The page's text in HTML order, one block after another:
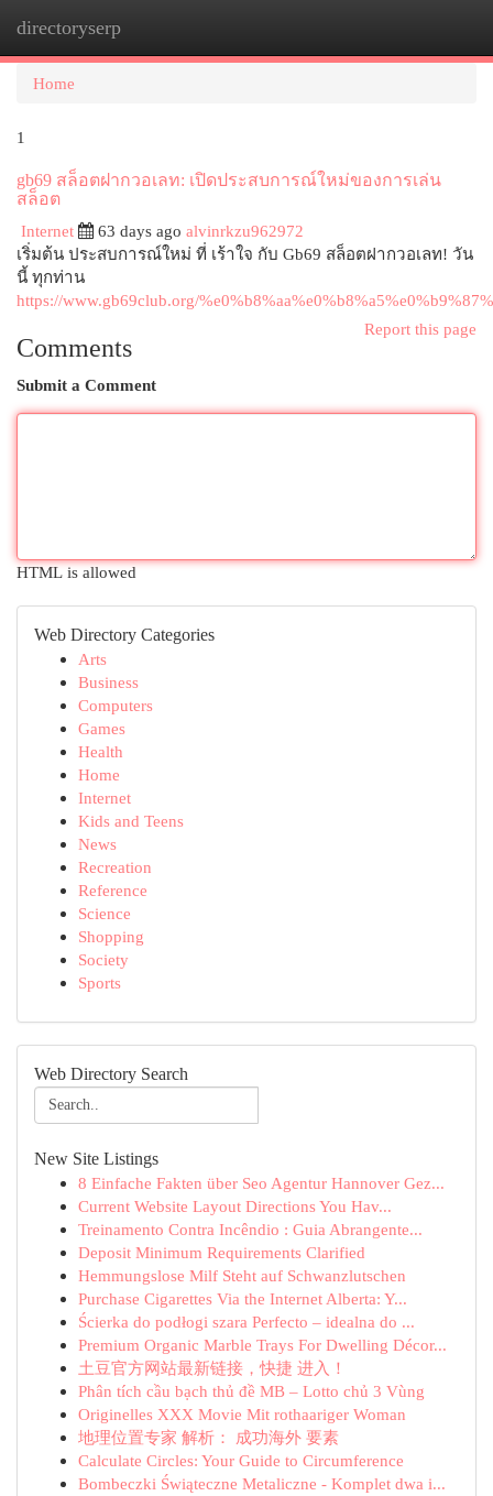
directoryserp
Home
1
gb69 สล็อตฝากวอเลท: เปิดประสบการณ์ใหม่ของการเล่น
สล็อต
Internet
63 days ago alvinrkzu962972
เริ่มต้น ประสบการณ์ใหม่ ที่ เร้าใจ กับ Gb69 สล็อตฝากวอเลท! วัน
นี้ ทุกท่าน
https://www.gb69club.org/
Report this page
Comments
Submit a Comment
HTML is allowed
Web Directory Categories
Arts
Business
Computers
Games
Health
Home
Internet
Kids and Teens
News
Recreation
Reference
Science
Shopping
Society
Sports
Web Directory Search
New Site Listings
8 Einfache Fakten über Seo Agentur Hannover Gez...
Current Website Layout Directions You Hav...
Treinamento Contra Incêndio : Guia Abrangente...
Deposit Minimum Requirements Clarified
Hemmungslose Milf Steht auf Schwanzlutschen
Purchase Cigarettes Via the Internet Alberta: Y...
Ścierka do podłogi szara Perfecto – idealna do ...
Premium Organic Marble Trays For Dwelling Décor...
土豆官方网站最新链接，快捷 进入！
Phân tích cầu bạch thủ đề MB – Lotto chủ 3 Vùng
Originelles XXX Movie Mit rothaariger Woman
地理位置专家 解析： 成功海外 要素
Calculate Circles: Your Guide to Circumference
Bombeczki Świąteczne Metaliczne - Komplet dwa i...